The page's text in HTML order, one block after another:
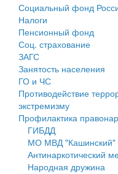
Антимонопольный
Противодействие
Муниципальные
Контрольно-счетная
Персональные данные
Оценка регулирующего
Деятельность МУ
Нормативы
Правила
Социальный фонд
Налоги
Пенсионный фонд
Соц. страхование
ЗАГС
Занятость населения
ГО и ЧС
Противодействие
экстремизму
Профилактика
ГИБДД
МО МВД "Кашинский"
Антинаркотический
Народная дружина